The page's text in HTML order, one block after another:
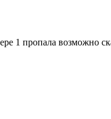
1 пропала возможно